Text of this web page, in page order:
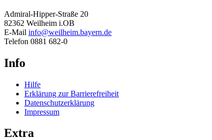
Admiral-Hipper-Straße 20
82362 Weilheim i.OB
E-Mail info@weilheim.bayern.de
Telefon 0881 682-0
Info
Hilfe
Erklärung zur Barrierefreiheit
Datenschutzerklärung
Impressum
Extra